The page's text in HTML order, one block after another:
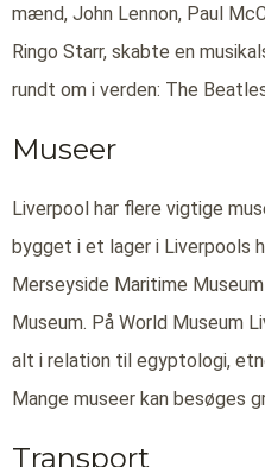
mænd, John Lennon, Paul
Ringo Starr, skabte en
rundt om i verden: The
Museer
Liverpool har flere vigtige
bygget i et lager i Liverpools
Merseyside Maritime
Museum. På World Museum
alt i relation til egyptologi,
Mange museer kan besøges
Transport